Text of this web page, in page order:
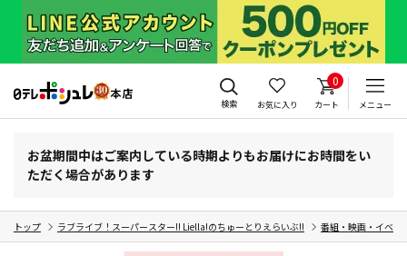
検索 お気に入り
0
カート メニュー
お盆期間中はご案内している時期よりもお届けにお時間をい
ただく場合があります
トップ ラブライブ！スーパースター!! Liella!のちゅーとりえらいぶ!! 番組・映画・イベン